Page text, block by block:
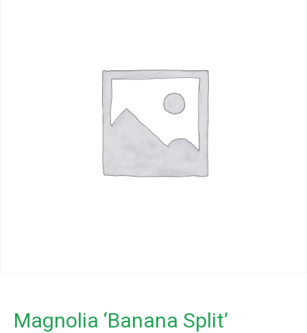
Magnolia ‘Banana Split’